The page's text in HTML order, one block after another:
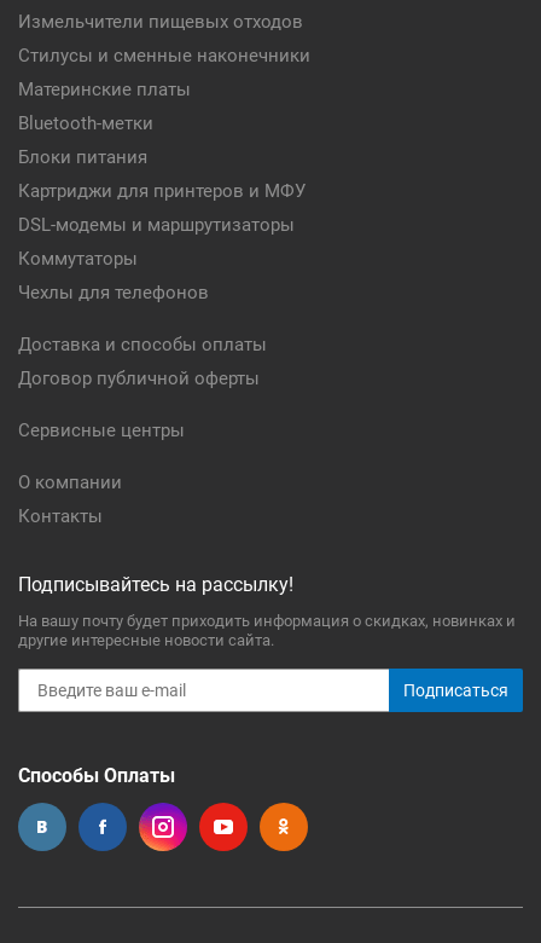
Измельчители пищевых отходов
Стилусы и сменные наконечники
Материнские платы
Bluetooth-метки
Блоки питания
Картриджи для принтеров и МФУ
DSL-модемы и маршрутизаторы
Коммутаторы
Чехлы для телефонов
Доставка и способы оплаты
Договор публичной оферты
Сервисные центры
О компании
Контакты
Подписывайтесь на рассылку!
На вашу почту будет приходить информация о скидках, новинках и
другие интересные новости сайта.
Подписаться
Способы Оплаты